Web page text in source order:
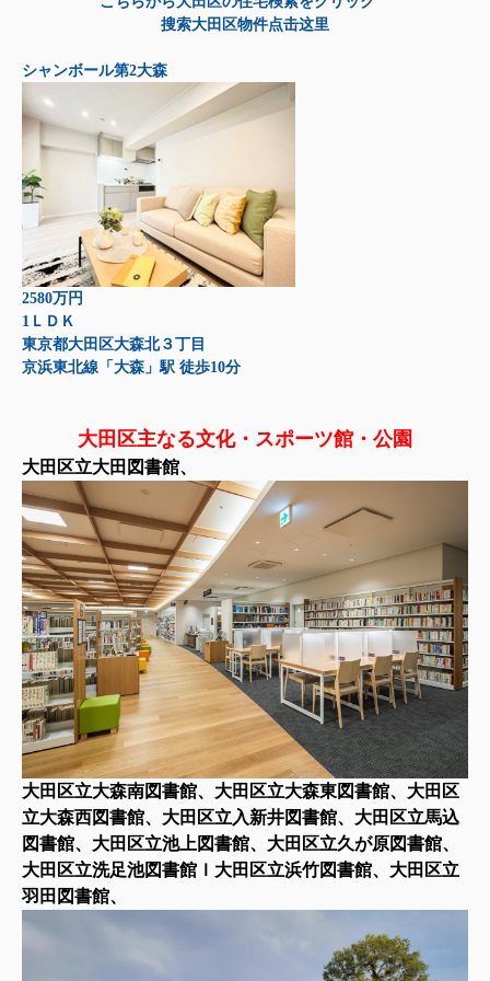
搜索大田区物件点击这里
シャンボール第2大森
2580万円
1ＬＤＫ
東京都大田区大森北３丁目
京浜東北線「大森」駅 徒歩10分
大田区主なる文化・スポーツ館・公園
大田区立大田図書館、
大田区立大森南図書館、大田区立大森東図書館、大田区
立大森西図書館、大田区立入新井図書館、大田区立馬込
図書館、大田区立池上図書館、大田区立久が原図書館、
大田区立洗足池図書館ｌ大田区立浜竹図書館、大田区立
羽田図書館、